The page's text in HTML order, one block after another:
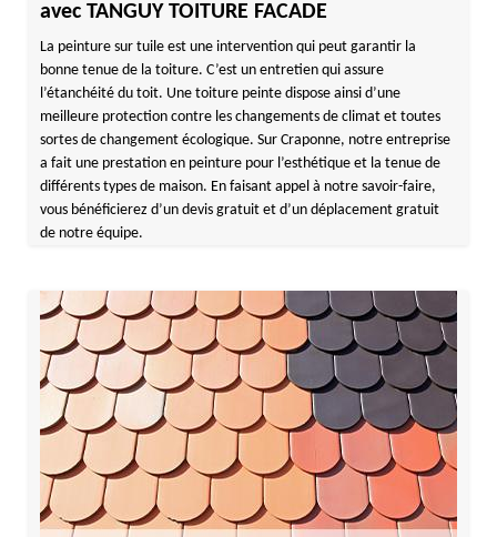
avec TANGUY TOITURE FACADE
La peinture sur tuile est une intervention qui peut garantir la
bonne tenue de la toiture. C’est un entretien qui assure
l’étanchéité du toit. Une toiture peinte dispose ainsi d’une
meilleure protection contre les changements de climat et toutes
sortes de changement écologique. Sur Craponne, notre entreprise
a fait une prestation en peinture pour l’esthétique et la tenue de
différents types de maison. En faisant appel à notre savoir-faire,
vous bénéficierez d’un devis gratuit et d’un déplacement gratuit
de notre équipe.